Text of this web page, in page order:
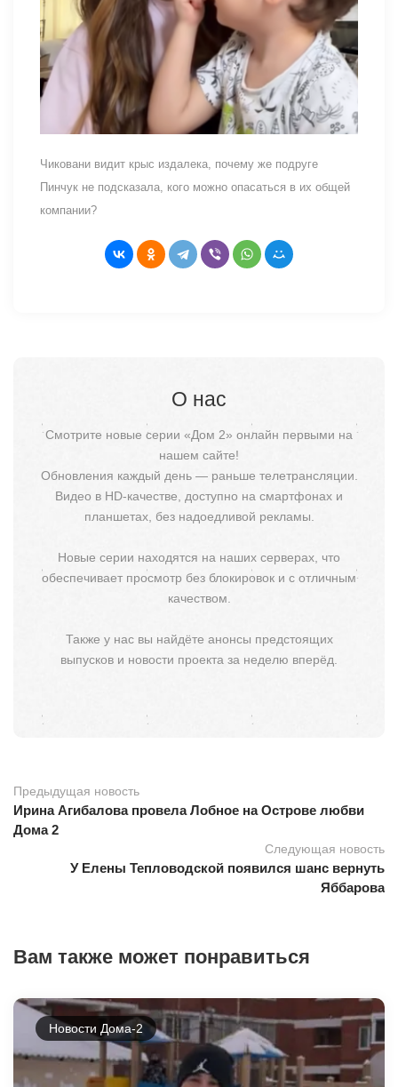
Чиковани видит крыс издалека, почему же подруге
Пинчук не подсказала, кого можно опасаться в их общей
компании?
О нас
Смотрите новые серии «Дом 2» онлайн первыми на
нашем сайте!
Обновления каждый день — раньше телетрансляции.
Видео в HD-качестве, доступно на смартфонах и
планшетах, без надоедливой рекламы.
Новые серии находятся на наших серверах, что
обеспечивает просмотр без блокировок и с отличным
качеством.
Также у нас вы найдёте анонсы предстоящих
выпусков и новости проекта за неделю вперёд.
Предыдущая новость
Ирина Агибалова провела Лобное на Острове любви
Дома 2
Следующая новость
У Елены Тепловодской появился шанс вернуть
Яббарова
Вам также может понравиться
Новости Дома-2